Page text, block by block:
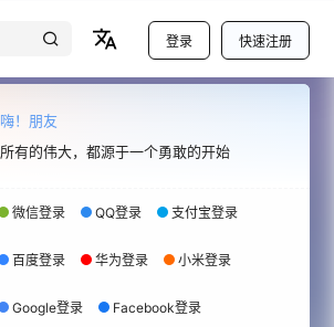
登录 快速注册
嗨！朋友
所有的伟大，都源于一个勇敢的开始
微信登录 QQ登录 支付宝登录
百度登录 华为登录 小米登录
Google登录 Facebook登录